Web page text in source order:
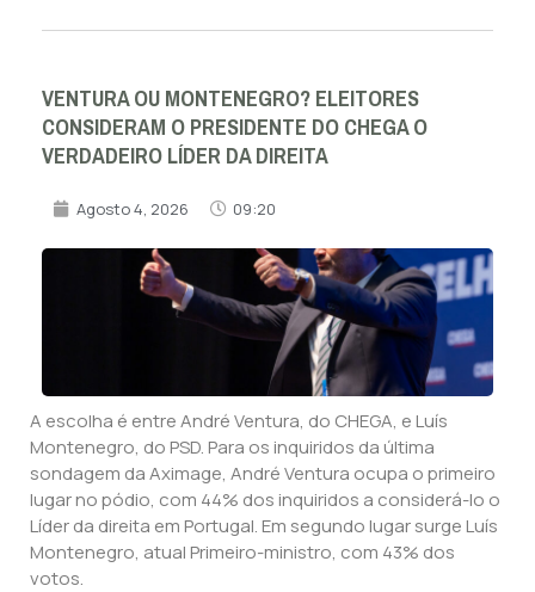
VENTURA OU MONTENEGRO? ELEITORES
CONSIDERAM O PRESIDENTE DO CHEGA O
VERDADEIRO LÍDER DA DIREITA
Agosto 4, 2026 09:20
A escolha é entre André Ventura, do CHEGA, e Luís
Montenegro, do PSD. Para os inquiridos da última
sondagem da Aximage, André Ventura ocupa o primeiro
lugar no pódio, com 44% dos inquiridos a considerá-lo o
Líder da direita em Portugal. Em segundo lugar surge Luís
Montenegro, atual Primeiro-ministro, com 43% dos
votos.